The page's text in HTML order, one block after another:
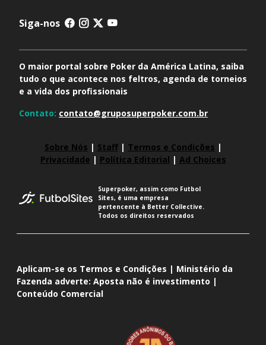
Siga-nos
O maior portal sobre Poker da América Latina, saiba
tudo o que acontece nos feltros, agenda de torneios
e a vida dos profissionais
Contato: contato@gruposuperpoker.com.br
Sobre Nós | Staff| Termos e Condições |
Privacidade | Política Editorial | Ad Choices
Superpoker, assim como Futbol
Sites, é uma empresa
pertencente à Better Collective.
Todos os direitos reservados
Aplicam-se os Termos e Condições | Ministério da
Fazenda adverte: Aposta não é investimento |
Conteúdo Comercial